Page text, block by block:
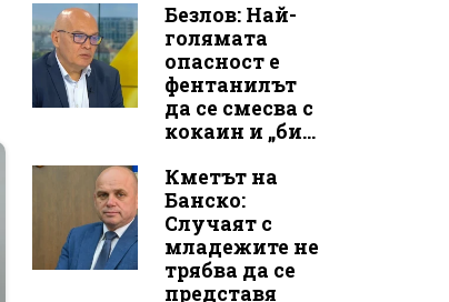
Безлов: Най-
голямата
опасност е
фентанилът
да се смесва с
кокаин и „би...
Кметът на
Банско:
Случаят с
младежите не
трябва да се
представя